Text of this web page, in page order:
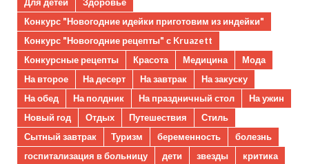
Конкурс "Новогодние идейки приготовим из индейки"
Конкурс "Новогодние рецепты" с Kruazett
Конкурсные рецепты
Красота Медицина
Мода
На второе
На десерт На завтрак
На закуску
На обед
На полдник На праздничный стол
На ужин
Новый год
Отдых Путешествия
Стиль
Сытный завтрак
Туризм беременность
болезнь
госпитализация в больницу
дети звезды
критика